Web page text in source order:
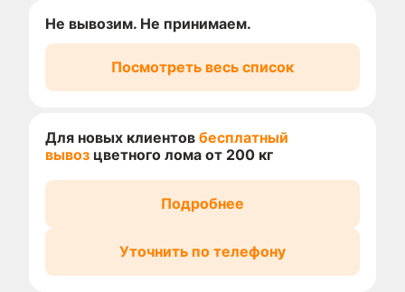
Не вывозим. Не принимаем.
Посмотреть весь список
Для новых клиентов бесплатный
вывоз цветного лома от 200 кг
Подробнее
Уточнить по телефону